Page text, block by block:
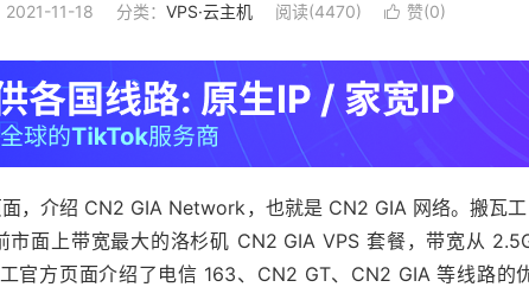
2021-11-18 分类： VPS·云主机 阅读(4470)  赞(0)
，介绍 CN2 GIA Network，也就是 CN2 GIA 网络。搬瓦
市面上带宽最大的洛杉矶 CN2 GIA VPS 套餐，带宽从
官方页面介绍了电信 163、CN2 GT、CN2 GIA 等线路的